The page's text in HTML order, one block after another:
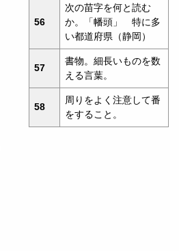
56
次の苗字を何と読む
か。「幡頭」 特に多
い都道府県（静岡）
57
書物。細長いものを数
える言葉。
58
周りをよく注意して番
をすること。